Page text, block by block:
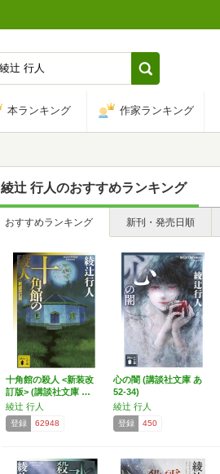
本ランキング 作家ランキング
綾辻 行人のおすすめランキング
おすすめランキング 新刊・発売日順
十角館の殺人 <新装改
訂版> (講談社文庫 …
綾辻 行人
登録 62948
心の闇 (講談社文庫 あ
52-34)
綾辻 行人
登録 450